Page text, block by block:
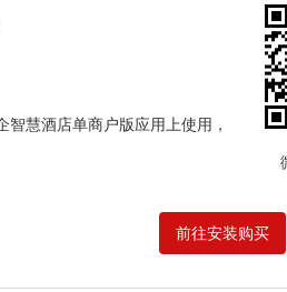
智慧酒店单商户版应用上使用，
前往安装购买